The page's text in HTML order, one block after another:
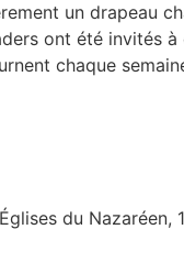
un drapeau
ont été invités à
chaque
du Nazaréen,